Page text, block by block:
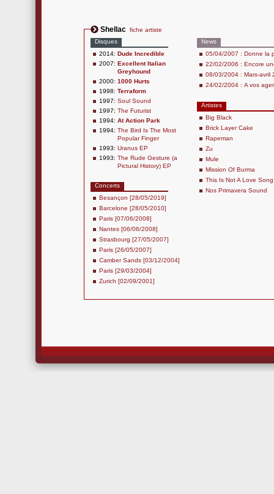
Shellac fiche artiste
Disques
2014: Dude Incredible
2007: Excellent Italian
Greyhound
2000: 1000 Hurts
1998: Terraform
1997: Soul Sound
1997: The Futurist
1994: At Action Park
1994: The Bird Is The Most
Popular Finger
1993: Uranus EP
1993: The Rude Gesture (a
Pictural History) EP
Concerts
Besançon [28/05/2019]
Barcelone [28/05/2010]
Paris [07/06/2008]
Nantes [06/06/2008]
Strasbourg [27/05/2007]
Paris [26/05/2007]
Camber Sands [03/12/2004]
Paris [29/03/2004]
Zurich [02/09/2001]
News
05/04/2007 : Donne la
22/02/2006 : Encore
08/03/2004 : Mars-avril
24/02/2004 : A vos
Artistes
Big Black
Brick Layer Cake
Rapeman
Zu
Mule
Mission Of Burma
This Is Not A Love Song
Nos Primavera Sound